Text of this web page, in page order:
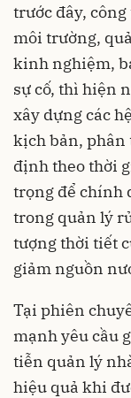
trước đây,
môi trường,
kinh nghiệm,
sự cố, thì hiện
xây dựng các
kịch bản, phân
định theo thời
trọng để chính
trong quản lý
tượng thời tiết
giảm nguồn
Tại phiên
mạnh yêu cầu
tiễn quản lý
hiệu quả khi